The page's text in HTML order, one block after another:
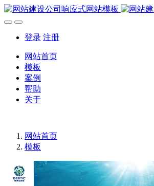
登录 注册
网站首页
模板
案例
帮助
关于
网站首页
模板